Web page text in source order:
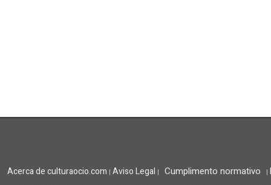
Acerca de culturaocio.com | Aviso Legal | Cumplimento normativo |